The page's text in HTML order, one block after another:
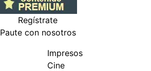
Regístrate
Paute con nosotros
Impresos
Cine